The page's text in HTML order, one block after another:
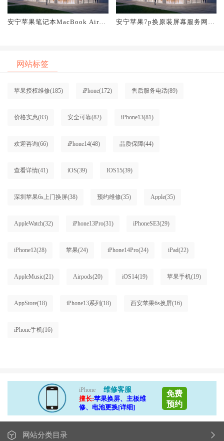
安宁苹果笔记本MacBook Air换
安宁苹果7p换原装屏幕服务网点
网站标签
苹果授权维修(185) iPhone(172) 售后服务电话(89)
价格实惠(83) 安全可靠(82) iPhone13(81)
欢迎咨询(66) iPhone14(48) 品质保障(44)
查看详情(41) iOS(39) IOS15(39)
深圳苹果6s上门换屏(38) 预约维修(35) Apple(35)
AppleWatch(32) iPhone13Pro(31) iPhoneSE3(29)
iPhone12(28) 苹果(24) iPhone14Pro(24) iPad(22)
AppleMusic(21) Airpods(20) iOS14(19) 苹果手机(19)
AppStore(18) iPhone13系列 (18) 西安苹果6s换屏(16)
iPhone手机(16)
iPhone
维修客服
擅长:苹果换屏、主板维
修、电池更换[详细]
免费
预约
网站分类目录